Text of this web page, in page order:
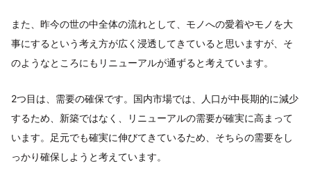
また、昨今の世の中全体の流れとして、モノへの愛着やモノを大
事にするという考え方が広く浸透してきていると思いますが、そ
のようなところにもリニューアルが通ずると考えています。
2つ目は、需要の確保です。国内市場では、人口が中長期的に減少
するため、新築ではなく、リニューアルの需要が確実に高まって
います。足元でも確実に伸びてきているため、そちらの需要をし
っかり確保しようと考えています。